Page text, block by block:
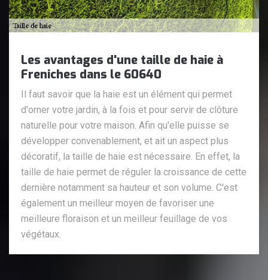
Les avantages d'une taille de haie à
Freniches dans le 60640
Il faut savoir que la haie est un élément qui permet
d'orner votre jardin, à la fois et pour servir de clôture
naturelle pour votre maison. Afin qu'elle puisse se
développer convenablement, et ait un aspect plus
décoratif, la taille de haie est nécessaire. En effet, la
taille de haie permet de réguler la croissance de cette
dernière notamment sa hauteur et son volume. C'est
également un meilleur moyen de favoriser une
meilleure floraison et un meilleur feuillage de vos
végétaux.